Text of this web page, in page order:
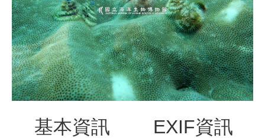
訊
息
發
布
諮
詢
服
基本資訊 EXIF資訊